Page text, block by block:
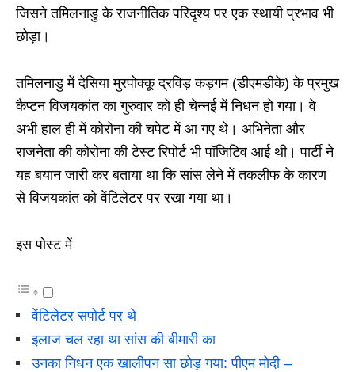
जिसने तमिलनाडु के राजनीतिक परिदृश्य पर एक स्थायी प्रभाव भी
छोड़ा।
तमिलनाडु में देसिया मुरपोक्कू द्रविड़ कड़गम (डीएमडीके) के प्रमुख
कैप्टन विजयकांत का गुरुवार को ही चेन्नई में निधन हो गया। वे
अभी हाल ही में कोरोना की चपेट में आ गए थे। अभिनेता और
राजनेता की कोरोना की टेस्ट रिपोर्ट भी पॉजिटिव आई थी। पार्टी ने
यह बयान जारी कर बताया था कि सांस लेने में तकलीफ के कारण
से विजयकांत को वेंटिलेटर पर रखा गया था।
इस पोस्ट में
वेंटिलेटर सपोर्ट पर थे
इलाज चल रहा था सांस की बीमारी का
उनका निधन एक खालीपन सा छोड़ गया: पीएम मोदी –